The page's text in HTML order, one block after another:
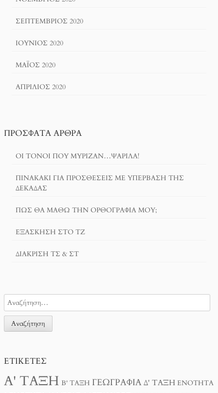
ΣΕΠΤΈΜΒΡΙΟΣ 2020
ΙΟΎΝΙΟΣ 2020
ΜΆΙΟΣ 2020
ΑΠΡΊΛΙΟΣ 2020
ΠΡΌΣΦΑΤΑ ΆΡΘΡΑ
ΟΙ ΤΌΝΟΙ ΠΟΥ ΜΎΡΙΖΑΝ…ΨΑΡΊΛΑ!
ΠΙΝΑΚΆΚΙ ΓΙΑ ΠΡΟΣΘΈΣΕΙΣ ΜΕ ΥΠΈΡΒΑΣΗ ΤΗΣ
ΔΕΚΆΔΑΣ
ΠΏΣ ΘΑ ΜΆΘΩ ΤΗΝ ΟΡΘΟΓΡΑΦΊΑ ΜΟΥ;
ΕΞΆΣΚΗΣΗ ΣΤΟ ΤΖ
ΔΙΆΚΡΙΣΗ ΤΣ & ΣΤ
ΕΤΙΚΈΤΕΣ
Α' ΤΆΞΗ Β' ΤΆΞΗ ΓΕΩΓΡΑΦΊΑΔ' ΤΆΞΗ ΕΝΌΤΗΤΑ